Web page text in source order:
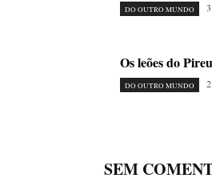
DO OUTRO MUNDO
Os leões do
DO OUTRO MUNDO
SEM